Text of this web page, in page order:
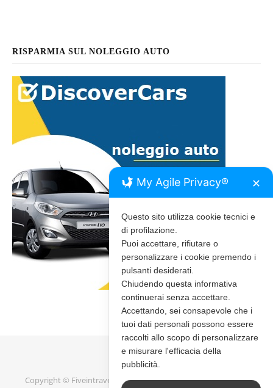
RISPARMIA SUL NOLEGGIO AUTO
Copyright © Fiveintravel 2020 - 2026 |Bard Tema diWP Royal.
My Agile Privacy® ✕
Questo sito utilizza cookie tecnici e
di profilazione.
Puoi accettare, rifiutare o
personalizzare i cookie premendo i
pulsanti desiderati.
Chiudendo questa informativa
continuerai senza accettare.
Accettando, sei consapevole che i
tuoi dati personali possono essere
raccolti allo scopo di personalizzare
e misurare l'efficacia della
pubblicità.